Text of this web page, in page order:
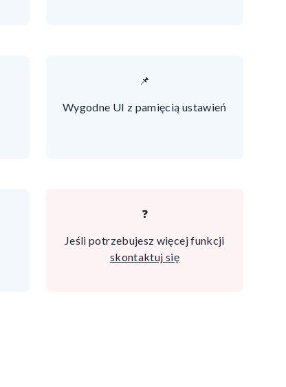
📌
Wygodne UI z pamięcią ustawień
❓
Jeśli potrzebujesz więcej funkcji
skontaktuj się